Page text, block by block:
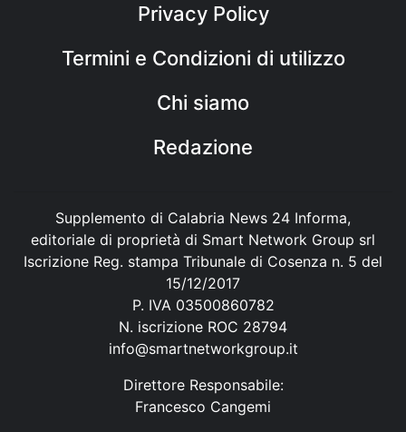
Privacy Policy
Termini e Condizioni di utilizzo
Chi siamo
Redazione
Supplemento di Calabria News 24 Informa,
editoriale di proprietà di Smart Network Group srl
Iscrizione Reg. stampa Tribunale di Cosenza n. 5 del
15/12/2017
P. IVA 03500860782
N. iscrizione ROC 28794
info@smartnetworkgroup.it
Direttore Responsabile:
Francesco Cangemi